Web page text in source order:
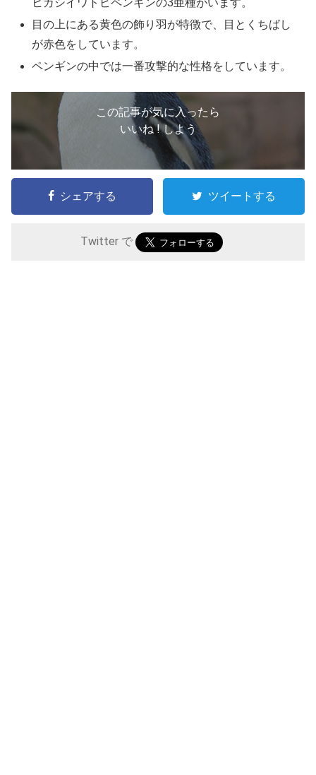
目の上にある黄色の飾り羽が特徴で、目とくちばし
が赤色をしています。
ペンギンの中では一番攻撃的な性格をしています。
この記事が気に入ったら
いいね ! しよう
シェアする ツイートする
Twitter で